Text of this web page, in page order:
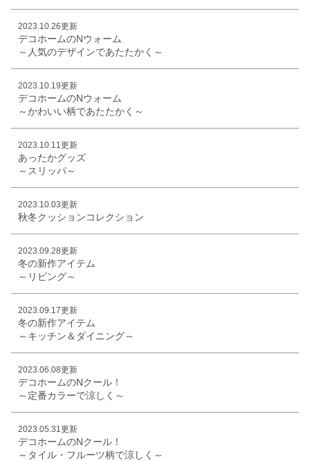
2023.10.26更新
デコホームのNウォーム
～人気のデザインであたたかく～
2023.10.19更新
デコホームのNウォーム
～かわいい柄であたたかく～
2023.10.11更新
あったかグッズ
～スリッパ～
2023.10.03更新
秋冬クッションコレクション
2023.09.28更新
冬の新作アイテム
～リビング～
2023.09.17更新
冬の新作アイテム
～キッチン＆ダイニング～
2023.06.08更新
デコホームのNクール！
～定番カラーで涼しく～
2023.05.31更新
デコホームのNクール！
～タイル・フルーツ柄で涼しく～